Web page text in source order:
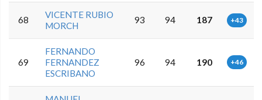
68
VICENTE RUBIO
MORCH
93 94 187 +43
69
FERNANDO
FERNANDEZ
ESCRIBANO
96 94 190 +46